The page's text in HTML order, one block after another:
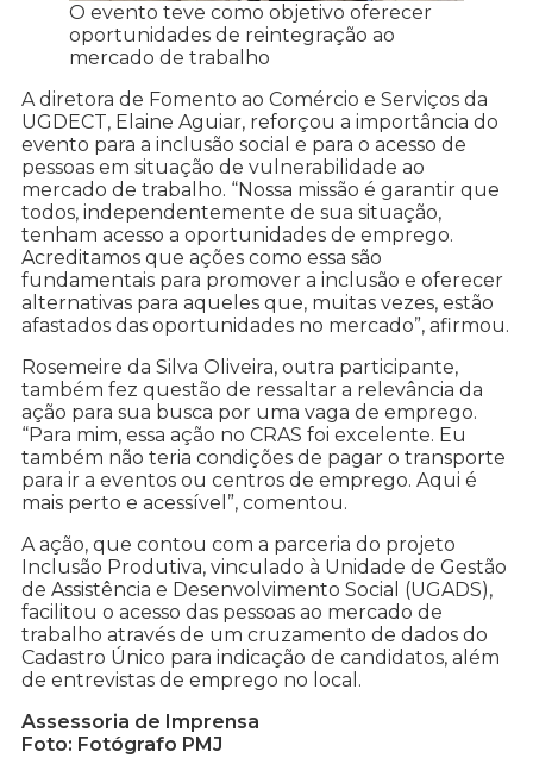
O evento teve como objetivo oferecer
oportunidades de reintegração ao
mercado de trabalho
A diretora de Fomento ao Comércio e Serviços da
UGDECT, Elaine Aguiar, reforçou a importância do
evento para a inclusão social e para o acesso de
pessoas em situação de vulnerabilidade ao
mercado de trabalho. “Nossa missão é garantir que
todos, independentemente de sua situação,
tenham acesso a oportunidades de emprego.
Acreditamos que ações como essa são
fundamentais para promover a inclusão e oferecer
alternativas para aqueles que, muitas vezes, estão
afastados das oportunidades no mercado”, afirmou.
Rosemeire da Silva Oliveira, outra participante,
também fez questão de ressaltar a relevância da
ação para sua busca por uma vaga de emprego.
“Para mim, essa ação no CRAS foi excelente. Eu
também não teria condições de pagar o transporte
para ir a eventos ou centros de emprego. Aqui é
mais perto e acessível”, comentou.
A ação, que contou com a parceria do projeto
Inclusão Produtiva, vinculado à Unidade de Gestão
de Assistência e Desenvolvimento Social (UGADS),
facilitou o acesso das pessoas ao mercado de
trabalho através de um cruzamento de dados do
Cadastro Único para indicação de candidatos, além
de entrevistas de emprego no local.
Assessoria de Imprensa
Foto: Fotógrafo PMJ